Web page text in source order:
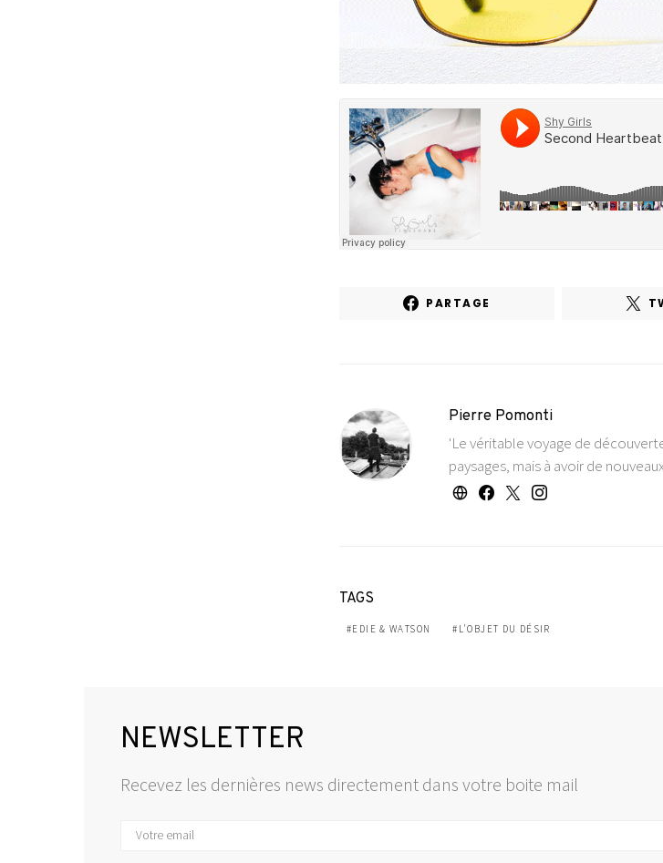
PARTAGE
Pierre Pomonti
'Le véritable voyage de
paysages, mais à avoir de
TAGS
EDIE & WATSON L'OBJET DU DÉSIR
NEWSLETTER
Recevez les dernières news directement dans votre boite mail